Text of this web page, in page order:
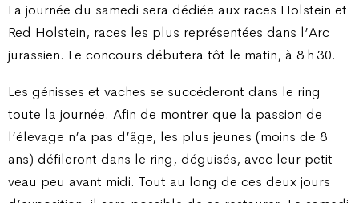
La journée du samedi sera dédiée aux races Holstein et
Red Holstein, races les plus représentées dans l’Arc
jurassien. Le concours débutera tôt le matin, à 8 h 30.
Les génisses et vaches se succéderont dans le ring
toute la journée. Afin de montrer que la passion de
l’élevage n’a pas d’âge, les plus jeunes (moins de 8
ans) défileront dans le ring, déguisés, avec leur petit
veau peu avant midi. Tout au long de ces deux jours